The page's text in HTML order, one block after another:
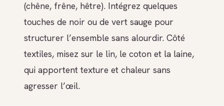
(chêne, frêne, hêtre). Intégrez quelques
touches de noir ou de vert sauge pour
structurer l’ensemble sans alourdir. Côté
textiles, misez sur le lin, le coton et la laine,
qui apportent texture et chaleur sans
agresser l’œil.